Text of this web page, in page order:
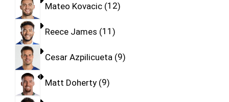
Mateo Kovacic 12
Reece James 11
Cesar Azpilicueta 9
Matt Doherty 9